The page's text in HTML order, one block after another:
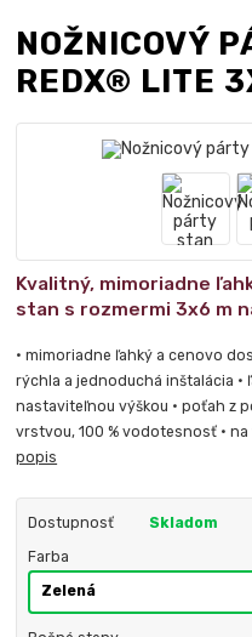
NOŽNICOVÝ
REDX® LITE
Kvalitný, mimoriadne
stan s rozmermi 3x6 m
• mimoriadne ľahký a cenovo
rýchla a jednoduchá inštalácia •
nastaviteľnou výškou • poťah z
vrstvou, 100 % vodotesnosť •
popis
Dostupnosť Skladom
Farba